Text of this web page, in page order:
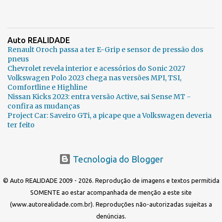
Auto REALIDADE
Renault Oroch passa a ter E-Grip e sensor de pressão dos
pneus
Chevrolet revela interior e acessórios do Sonic 2027
Volkswagen Polo 2023 chega nas versões MPI, TSI,
Comfortline e Highline
Nissan Kicks 2023: entra versão Active, sai Sense MT -
confira as mudanças
Project Car: Saveiro GTi, a picape que a Volkswagen deveria
ter feito
Tecnologia do Blogger
© Auto REALIDADE 2009 - 2026. Reprodução de imagens e textos permitida
SOMENTE ao estar acompanhada de menção a este site
(www.autorealidade.com.br). Reproduções não-autorizadas sujeitas a
denúncias.